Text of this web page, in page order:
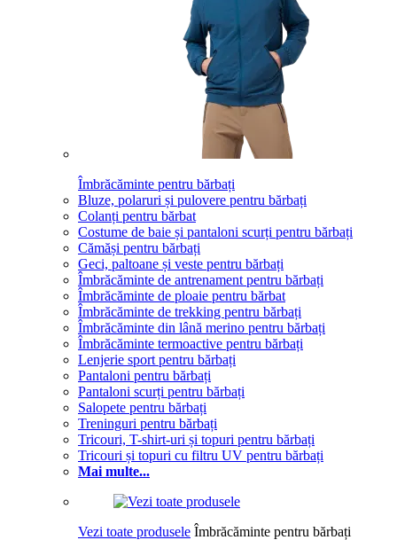
Îmbrăcăminte pentru bărbați
Bluze, polaruri și pulovere pentru bărbați
Colanți pentru bărbat
Costume de baie și pantaloni scurți pentru bărbați
Cămăși pentru bărbați
Geci, paltoane și veste pentru bărbați
Îmbrăcăminte de antrenament pentru bărbați
Îmbrăcăminte de ploaie pentru bărbat
Îmbrăcăminte de trekking pentru bărbați
Îmbrăcăminte din lână merino pentru bărbați
Îmbrăcăminte termoactive pentru bărbați
Lenjerie sport pentru bărbați
Pantaloni pentru bărbați
Pantaloni scurți pentru bărbați
Salopete pentru bărbați
Treninguri pentru bărbați
Tricouri, T-shirt-uri și topuri pentru bărbați
Tricouri și topuri cu filtru UV pentru bărbați
Mai multe...
Vezi toate produsele Îmbrăcăminte pentru bărbați